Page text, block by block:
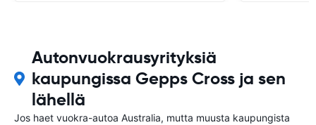
Autonvuokrausyrityksiä
kaupungissa Gepps Cross ja sen
lähellä
Jos haet vuokra-autoa Australia, mutta muusta kaupungista